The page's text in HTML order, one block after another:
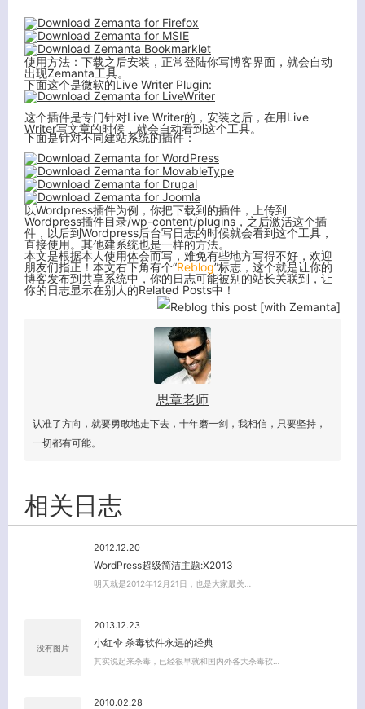
使用方法：下载之后安装，正常登陆你写博客界面，就会自动
出现Zemanta工具。
下面这个是微软的Live Writer Plugin:
这个插件是专门针对Live Writer的，安装之后，在用Live
Writer写文章的时候，就会自动看到这个工具。
下面是针对不同建站系统的插件：
以Wordpress插件为例，你把下载到的插件，上传到
Wordpress插件目录/wp-content/plugins，之后激活这个插
件，以后到Wordpress后台写日志的时候就会看到这个工具，
直接使用。其他建系统也是一样的方法。
本文是根据本人使用体会而写，难免有些地方写得不好，欢迎
朋友们指正！本文右下角有个“Reblog”标志，这个就是让你的
博客发布到共享系统中，你的日志可能被别的站长关联到，让
你的日志显示在别人的Related Posts中！
思章老师
认准了方向，就要勇敢地走下去，十年磨一剑，我相信，只要坚持，
一切都有可能。
相关日志
2012.12.20
WordPress超级简洁主题:X2013
明天就是2012年12月21日，也是大家最关…
没有图片
2013.12.23
小红伞 杀毒软件永远的经典
其实说起来杀毒，已经很早就和国内外各大杀毒软…
2010.02.28
关闭弹窗